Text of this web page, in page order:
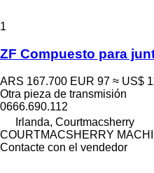
1
ZF Compuesto para
ARS 167.700 EUR 97 ≈ US$
Otra pieza de transmisión
0666.690.112
Irlanda, Courtmacsherry
COURTMACSHERRY
Contacte con el vendedor